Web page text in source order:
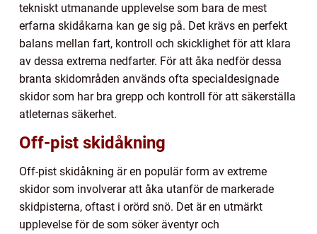
tekniskt utmanande upplevelse som bara de mest
erfarna skidåkarna kan ge sig på. Det krävs en perfekt
balans mellan fart, kontroll och skicklighet för att klara
av dessa extrema nedfarter. För att åka nedför dessa
branta skidområden används ofta specialdesignade
skidor som har bra grepp och kontroll för att säkerställa
atleternas säkerhet.
Off-pist skidåkning
Off-pist skidåkning är en populär form av extreme
skidor som involverar att åka utanför de markerade
skidpisterna, oftast i orörd snö. Det är en utmärkt
upplevelse för de som söker äventyr och